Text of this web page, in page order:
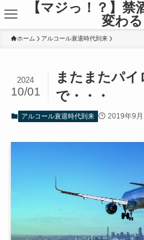
【マジっ！？】禁
変わる
ホーム アルコール衰退時代到来
またまたパイ
で・・・
2024
10/01
アルコール衰退時代到来 2019年9月